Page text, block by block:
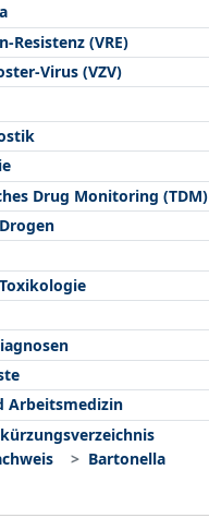
Resistenz (VRE)
Virus (VZV)
Drug Monitoring (TDM)
Arbeitsmedizin
Bartonella